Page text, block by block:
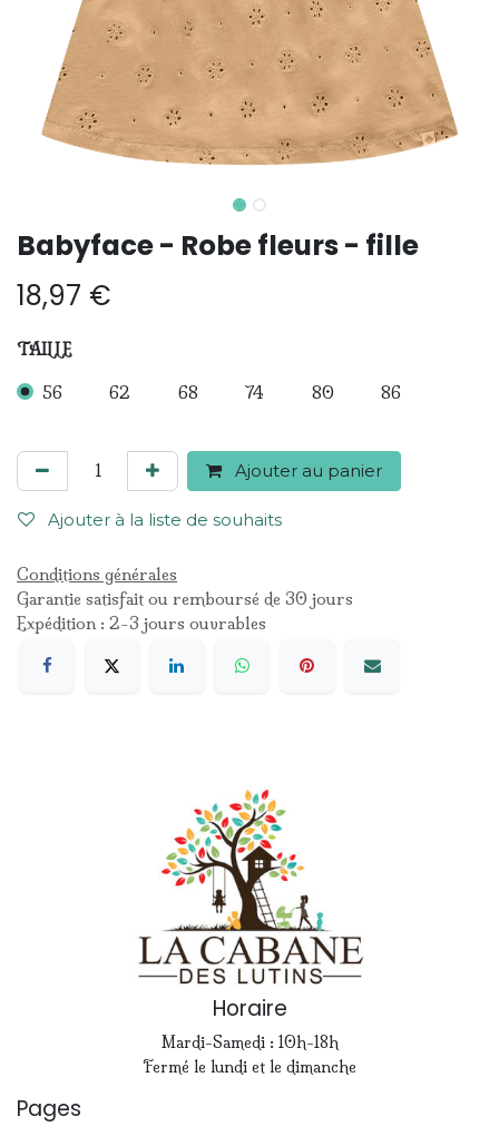
Babyface - Robe fleurs - fille
18,97 €
TAILLE
56 62 68 74 80 86
Ajouter au panier
Ajouter à la liste de souhaits
Conditions générales
Garantie satisfait ou remboursé de 30 jours
Expédition : 2-3 jours ouvrables
Horaire
Mardi-Samedi : 10h-18h
Fermé le lundi et le dimanche
Pages